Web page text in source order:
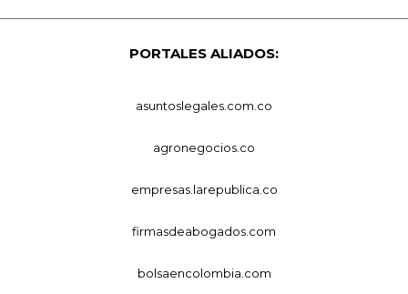
PORTALES ALIADOS:
asuntoslegales.com.co
agronegocios.co
empresas.larepublica.co
firmasdeabogados.com
bolsaencolombia.com